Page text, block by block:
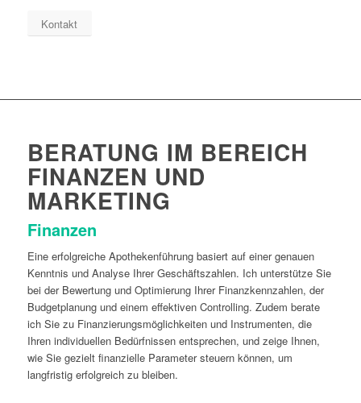
Kontakt
BERATUNG IM BEREICH
FINANZEN UND
MARKETING
Finanzen
Eine erfolgreiche Apothekenführung basiert auf einer genauen
Kenntnis und Analyse Ihrer Geschäftszahlen. Ich unterstütze Sie
bei der Bewertung und Optimierung Ihrer Finanzkennzahlen, der
Budgetplanung und einem effektiven Controlling. Zudem berate
ich Sie zu Finanzierungsmöglichkeiten und Instrumenten, die
Ihren individuellen Bedürfnissen entsprechen, und zeige Ihnen,
wie Sie gezielt finanzielle Parameter steuern können, um
langfristig erfolgreich zu bleiben.